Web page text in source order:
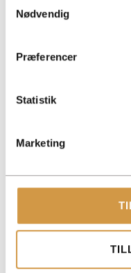
Nødvendig
Præferencer
Statistik
Marketing
ACCOUNTVIEW
SERVICES